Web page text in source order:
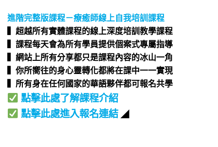
進階完整版課程－療癒師線上自我培訓課程
▍超越所有實體課程的線上深度培訓教學課程​
▍課程每天會為所有學員提供個案式專屬指導​
▍網站上所有分享都只是課程內容的冰山一角​
▍你所嚮往的身心靈轉化都將在課中一一實現​
▍所有身在任何國家的華語夥伴都可報名共學​
點擊此處了解課程介紹
點擊此處進入報名連結 ◢